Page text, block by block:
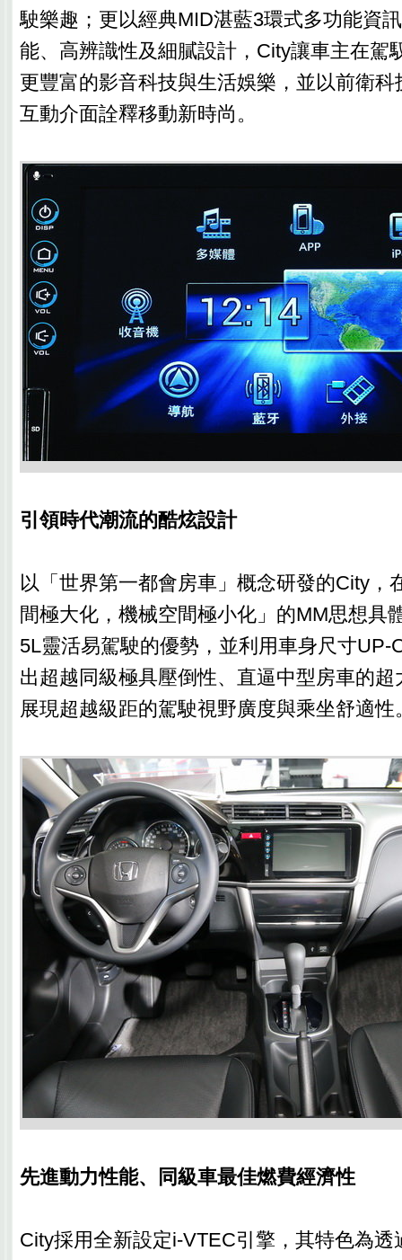
駛樂趣；更以經典MID湛藍3環式多功能資
能、高辨識性及細膩設計，City讓車主在駕
更豐富的影音科技與生活娛樂，並以前衛
互動介面詮釋移動新時尚。
引領時代潮流的酷炫設計
以「世界第一都會房車」概念研發的City，
間極大化，機械空間極小化」的MM思想具
5L靈活易駕駛的優勢，並利用車身尺寸UP-
出超越同級極具壓倒性、直逼中型房車的
展現超越級距的駕駛視野廣度與乘坐舒適性
先進動力性能、同級車最佳燃費經濟性
City採用全新設定i-VTEC引擎，其特色為透